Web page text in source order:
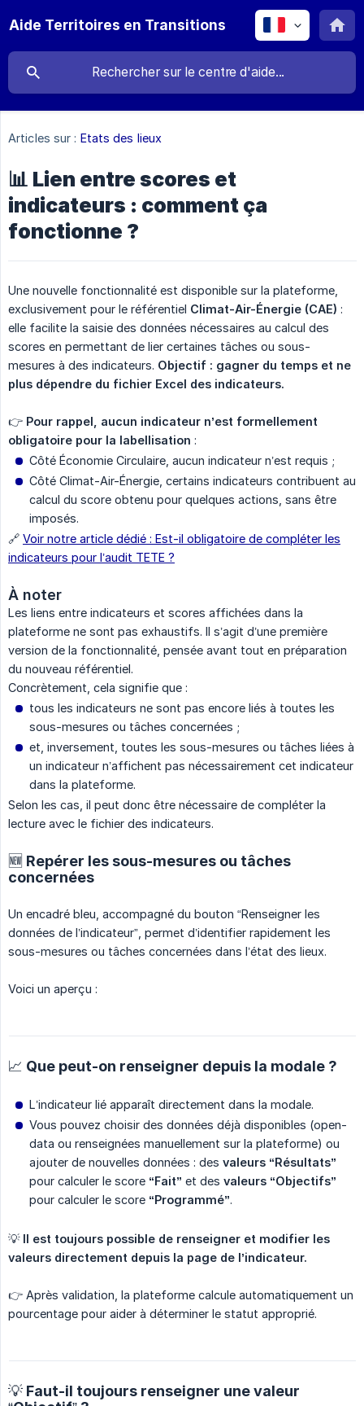
Aide Territoires en Transitions
Articles sur : Etats des lieux
📊 Lien entre scores et
indicateurs : comment ça
fonctionne ?
Une nouvelle fonctionnalité est disponible sur la plateforme,
exclusivement pour le référentiel Climat-Air-Énergie (CAE) :
elle facilite la saisie des données nécessaires au calcul des
scores en permettant de lier certaines tâches ou sous-
mesures à des indicateurs. Objectif : gagner du temps et ne
plus dépendre du fichier Excel des indicateurs.
👉 Pour rappel, aucun indicateur n’est formellement
obligatoire pour la labellisation :
Côté Économie Circulaire, aucun indicateur n’est requis ;
Côté Climat-Air-Énergie, certains indicateurs contribuent au
calcul du score obtenu pour quelques actions, sans être
imposés.
🔗 Voir notre article dédié : Est-il obligatoire de compléter les
indicateurs pour l’audit TETE ?
À noter
Les liens entre indicateurs et scores affichées dans la
plateforme ne sont pas exhaustifs. Il s’agit d’une première
version de la fonctionnalité, pensée avant tout en préparation
du nouveau référentiel.
Concrètement, cela signifie que :
tous les indicateurs ne sont pas encore liés à toutes les
sous-mesures ou tâches concernées ;
et, inversement, toutes les sous-mesures ou tâches liées à
un indicateur n’affichent pas nécessairement cet indicateur
dans la plateforme.
Selon les cas, il peut donc être nécessaire de compléter la
lecture avec le fichier des indicateurs.
🆕 Repérer les sous-mesures ou tâches
concernées
Un encadré bleu, accompagné du bouton “Renseigner les
données de l’indicateur”, permet d’identifier rapidement les
sous-mesures ou tâches concernées dans l’état des lieux.
Voici un aperçu :
📈 Que peut-on renseigner depuis la modale ?
L’indicateur lié apparaît directement dans la modale.
Vous pouvez choisir des données déjà disponibles (open-
data ou renseignées manuellement sur la plateforme) ou
ajouter de nouvelles données : des valeurs “Résultats”
pour calculer le score “Fait” et des valeurs “Objectifs”
pour calculer le score “Programmé”.
💡 Il est toujours possible de renseigner et modifier les
valeurs directement depuis la page de l’indicateur.
👉 Après validation, la plateforme calcule automatiquement un
pourcentage pour aider à déterminer le statut approprié.
💡 Faut-il toujours renseigner une valeur